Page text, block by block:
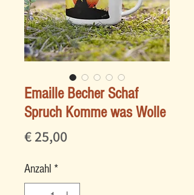
Emaille Becher Schaf
Spruch Komme was Wolle
€ 25,00
Anzahl *